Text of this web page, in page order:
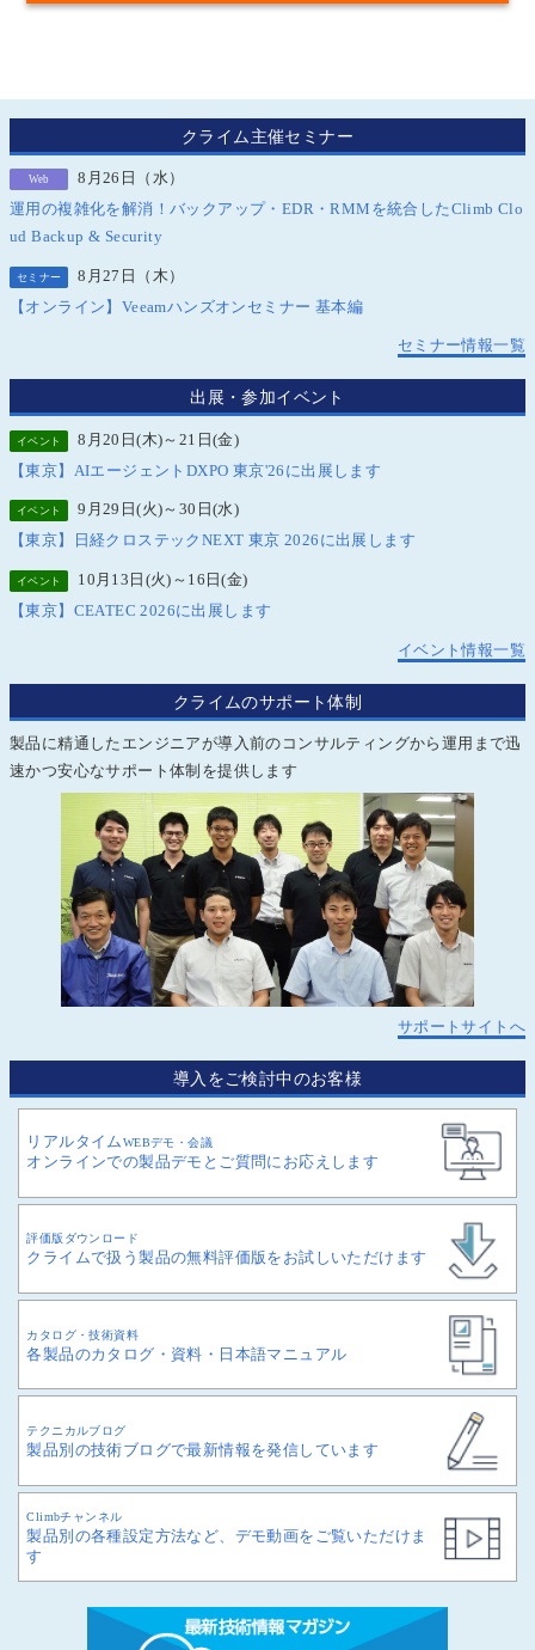
クライム主催セミナー
Web
8月26日（水）
運用の複雑化を解消！バックアップ・EDR・RMMを統合したClimb Clo
ud Backup & Security
セミナー
8月27日（木）
【オンライン】Veeamハンズオンセミナー 基本編
セミナー情報一覧
出展・参加イベント
イベント
8月20日(木)～21日(金)
【東京】AIエージェントDXPO 東京'26に出展します
イベント
9月29日(火)～30日(水)
【東京】日経クロステックNEXT 東京 2026に出展します
イベント
10月13日(火)～16日(金)
【東京】CEATEC 2026に出展します
イベント情報一覧
クライムのサポート体制
製品に精通したエンジニアが導入前のコンサルティングから運用まで迅
速かつ安心なサポート体制を提供します
サポートサイトへ
導入をご検討中のお客様
リアルタイムWEBデモ・会議
オンラインでの製品デモとご質問にお応えします
評価版ダウンロード
クライムで扱う製品の無料評価版をお試しいただけます
カタログ・技術資料
各製品のカタログ・資料・日本語マニュアル
テクニカルブログ
製品別の技術ブログで最新情報を発信しています
Climbチャンネル
製品別の各種設定方法など、デモ動画をご覧いただけま
す